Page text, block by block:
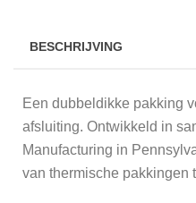
BESCHRIJVING
Een dubbeldikke pakking
afsluiting. Ontwikkeld in
Manufacturing in
van thermische pakkingen